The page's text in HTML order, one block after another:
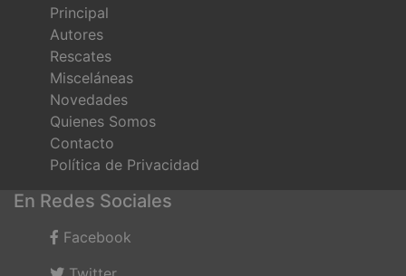
Principal
Autores
Rescates
Misceláneas
Novedades
Quienes Somos
Contacto
Política de Privacidad
En Redes Sociales
Facebook